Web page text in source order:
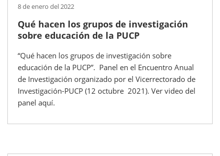
8 de enero del 2022
Qué hacen los grupos de investigación
sobre educación de la PUCP
“Qué hacen los grupos de investigación sobre
educación de la PUCP”. Panel en el Encuentro Anual
de Investigación organizado por el Vicerrectorado de
Investigación-PUCP (12 octubre 2021). Ver video del
panel aquí.